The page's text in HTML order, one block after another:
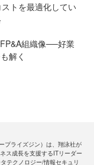
トを最適化してい
組織像──好業
解く
プライズジン）は、翔泳社が
ス成長を支援するITリーダー
テクノロジー/情報セキュリ